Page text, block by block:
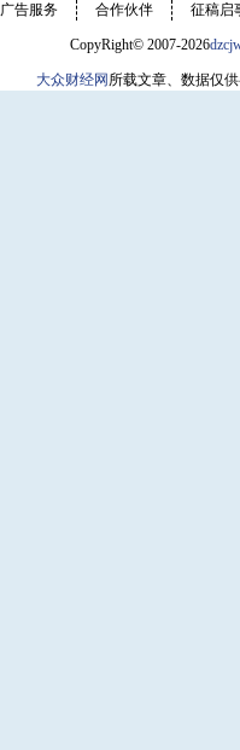
广告服务 合作伙伴 征稿启
CopyRight© 2007-2026
大众财经网 所载文章、数据仅